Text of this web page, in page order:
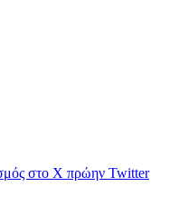
στο X πρώην Twitter